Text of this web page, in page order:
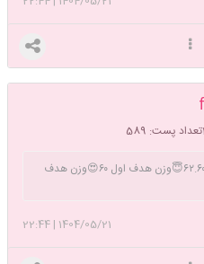
تعداد پست: 589
وزن شروع ۶۳.۵۰۰😭وزن الان ۶۲.۶۰۰😇وزن هدف اول ۶۰😍وزن هدف
1404/05/21
|
22:44